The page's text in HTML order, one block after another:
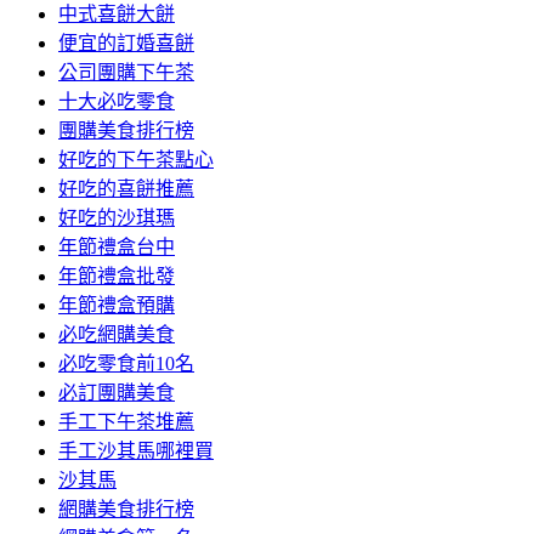
中式喜餅大餅
便宜的訂婚喜餅
公司團購下午茶
十大必吃零食
團購美食排行榜
好吃的下午茶點心
好吃的喜餅推薦
好吃的沙琪瑪
年節禮盒台中
年節禮盒批發
年節禮盒預購
必吃網購美食
必吃零食前10名
必訂團購美食
手工下午茶堆薦
手工沙其馬哪裡買
沙其馬
網購美食排行榜